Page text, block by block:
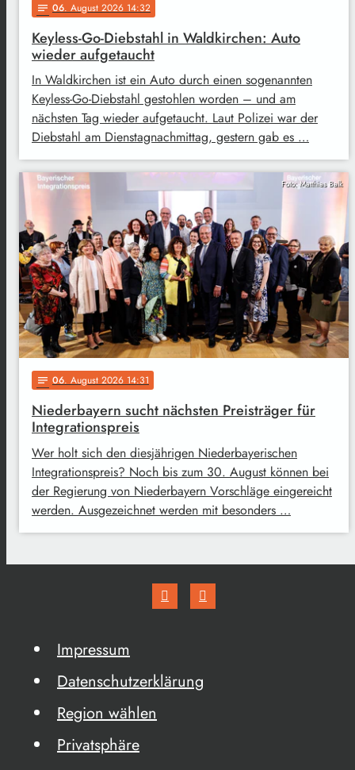
notes 06. August 2026 14:32
Keyless-Go-Diebstahl in Waldkirchen: Auto
wieder aufgetaucht
In Waldkirchen ist ein Auto durch einen sogenannten
Keyless-Go-Diebstahl gestohlen worden – und am
nächsten Tag wieder aufgetaucht. Laut Polizei war der
Diebstahl am Dienstagnachmittag, gestern gab es …
Foto: Matthias Balk
notes 06. August 2026 14:31
Niederbayern sucht nächsten Preisträger für
Integrationspreis
Wer holt sich den diesjährigen Niederbayerischen
Integrationspreis? Noch bis zum 30. August können bei
der Regierung von Niederbayern Vorschläge eingereicht
werden. Ausgezeichnet werden mit besonders …
Impressum
Datenschutzerklärung
Region wählen
Privatsphäre